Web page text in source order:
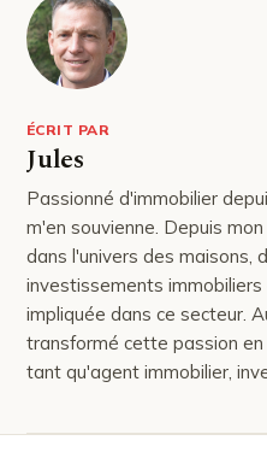
ÉCRIT PAR
Jules
Passionné d'immobilier
m'en souvienne. Depuis
dans l'univers des maisons,
investissements
impliquée dans ce secteur.
transformé cette passion en
tant qu'agent immobilier,